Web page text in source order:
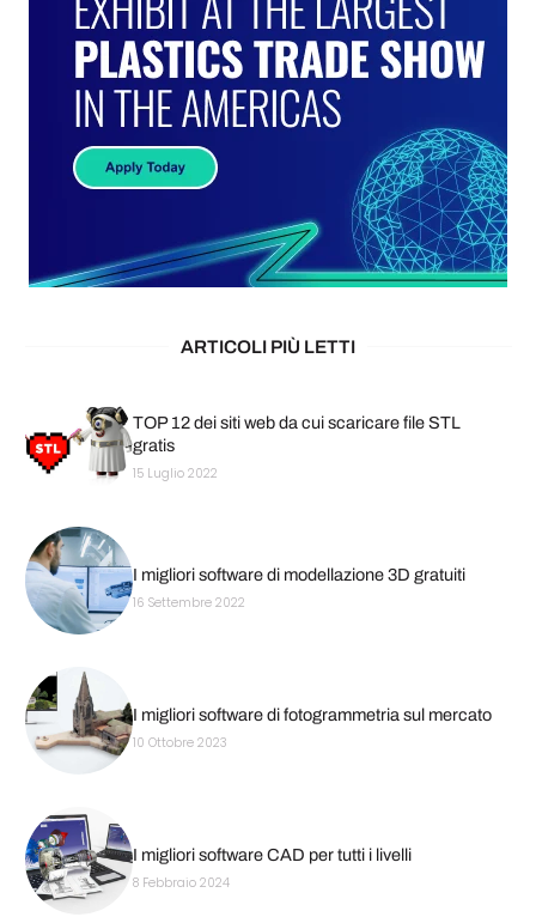
ARTICOLI PIÙ LETTI
TOP 12 dei siti web da cui scaricare file STL
gratis
15 Luglio 2022
I migliori software di modellazione 3D gratuiti
16 Settembre 2022
I migliori software di fotogrammetria sul mercato
10 Ottobre 2023
I migliori software CAD per tutti i livelli
8 Febbraio 2024